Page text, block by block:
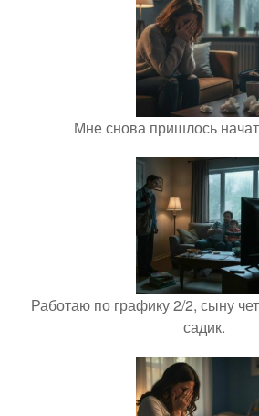
Мне снова пришлось
Работаю по графику 2/2, сыну
садик.